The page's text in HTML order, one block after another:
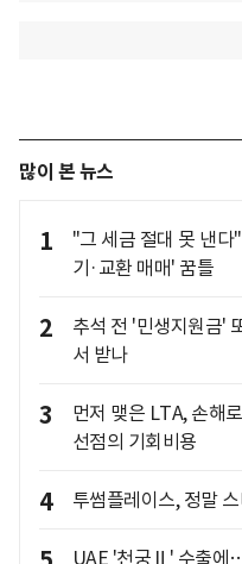
많이 본 뉴스
1
"그 세금 절대 못 낸
기·교환 매매' 꿈틀
2
추석 전 '민생지원금'
서 받나
3
먼저 맺은 LTA, 손해
선점의 기회비용
4 투썸플레이스, 정말
UAE '천궁Ⅱ' 수출에